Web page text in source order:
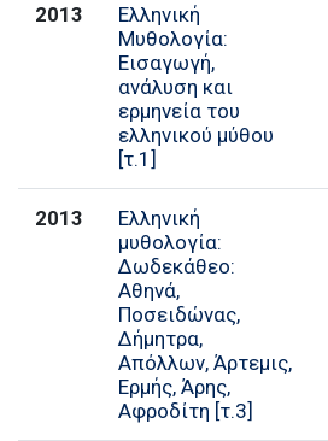
2013
Ελληνική
Μυθολογία:
Εισαγωγή,
ανάλυση και
ερμηνεία του
ελληνικού μύθου
[τ.1]
2013
Ελληνική
μυθολογία:
Δωδεκάθεο:
Αθηνά,
Ποσειδώνας,
Δήμητρα,
Απόλλων, Άρτεμις,
Ερμής, Άρης,
Αφροδίτη [τ.3]